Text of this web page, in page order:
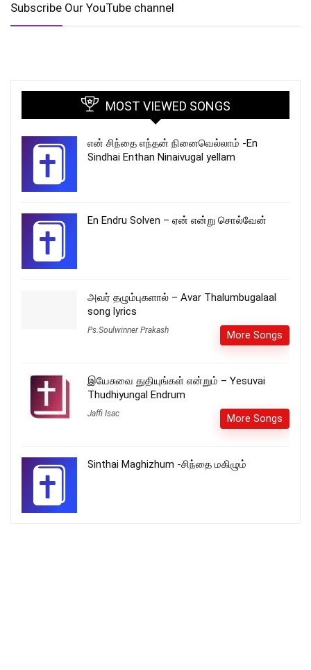
Subscribe Our YouTube channel
MOST VIEWED SONGS
என் சிந்தை எந்தன் நினைவெல்லாம் -En
Sindhai Enthan Ninaivugal yellam
En Endru Solven – ஏன் என்று சொல்வேன்
அவர் தழும்புகளால் – Avar Thalumbugalaal
song lyrics
Ps.Soulwinner Prakash More Songs
இயேசுவை துதியுங்கள் என்றும் – Yesuvai
Thudhiyungal Endrum
Jaffi Isac More Songs
Sinthai Maghizhum -சிந்தை மகிழும்